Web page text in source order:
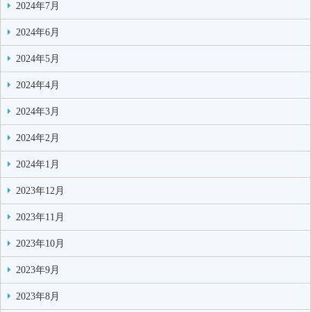
2024年7月
2024年6月
2024年5月
2024年4月
2024年3月
2024年2月
2024年1月
2023年12月
2023年11月
2023年10月
2023年9月
2023年8月